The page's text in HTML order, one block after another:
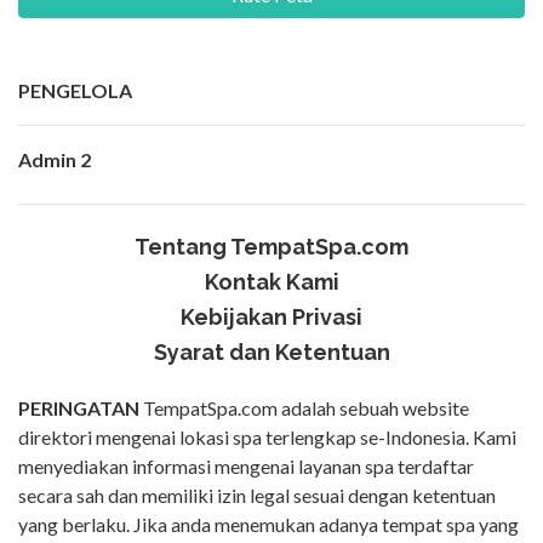
PENGELOLA
Admin 2
Tentang TempatSpa.com
Kontak Kami
Kebijakan Privasi
Syarat dan Ketentuan
PERINGATAN TempatSpa.com adalah sebuah website
direktori mengenai lokasi spa terlengkap se-Indonesia. Kami
menyediakan informasi mengenai layanan spa terdaftar
secara sah dan memiliki izin legal sesuai dengan ketentuan
yang berlaku. Jika anda menemukan adanya tempat spa yang